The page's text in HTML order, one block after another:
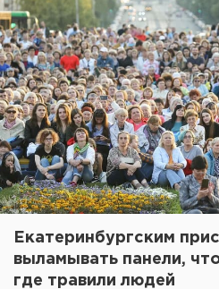
Екатеринбургским
выламывать панели,
где травили людей